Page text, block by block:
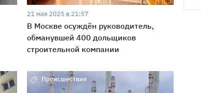
21 мая 2025 в 21:57
В Москве осуждён руководитель,
обманувшей 400 дольщиков
строительной компании
Происшествия